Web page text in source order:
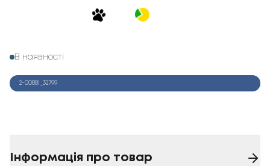
В наявності
2-00881_32799
Інформація про товар